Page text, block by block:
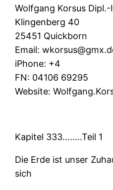
Wolfgang Korsus
Klingenberg 40
25451 Quickborn
Email:
iPhone: +4
FN: 04106 69295
Website:
Kapitel 333……..Teil 1
Die Erde ist unser
sich